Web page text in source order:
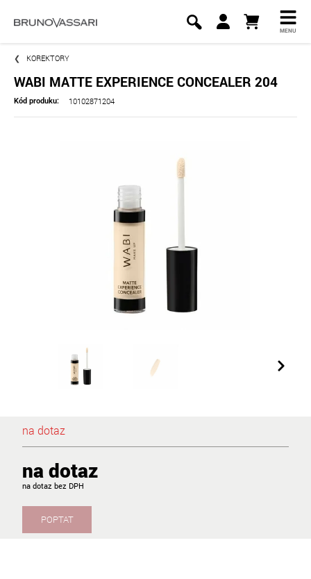
MENU
KOREKTORY
WABI MATTE EXPERIENCE CONCEALER 204
Kód produku: 10102871204
na dotaz
na dotaz
na dotaz
POPTAT